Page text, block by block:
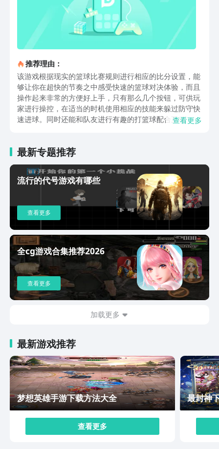
推荐理由：
该游戏根据现实的篮球比赛规则进行相应的比分设置，能
够让你在超快的节奏之中感受快速的篮球对决体验，而且
操作起来非常的方便好上手，只有那么几个按钮，可供玩
家进行操控，在适当的时机使用相应的技能来躲过防守快
速进球。同时还能和队友进行有趣的打篮球配合互动，犹
玩起来十分的具有吸引力。能够在里面的任何赛场之中进
行比拼，自由的开启真实玩家之间的篮球博弈操作，让你
更好的沉浸在篮球的世界之中进行游戏，游戏的画面质量
不仅非常高清，而且还引用了非常不错的引擎来为玩家呈
现更加热血的街头比赛画面。里面的篮球比赛非常海量，
可供玩家随时的来加入，开启畅快淋漓的酣战对决，对于
每个球员的服装和鞋子都可以自由的开启DIY设计，让球
奖牌，让你拥有着极大的成就感，得到相应的名次，跻身
为最热门的篮球明星。此外，还设置了随时开启联网邀请
好友比拼或者配对的功能，让你随时的和好友来竞技篮球
技术。以上就是有关于全明星街球派对下载安卓版本的地
址获取相关情况了，能够让你拥有更多逼真且有趣的打篮
球体验，尤其是对于喜好NBA的朋友来说，绝对会被这款
游戏所吸引，只要你来体验，带给你的快乐肯定是无穷
查看更多
最新专题推荐
流行的代号游戏有哪些
查看更多
全cg游戏合集推荐2026
查看更多
加载更多
最新游戏推荐
梦想英雄手游下载方法大全
查看更多
最封神